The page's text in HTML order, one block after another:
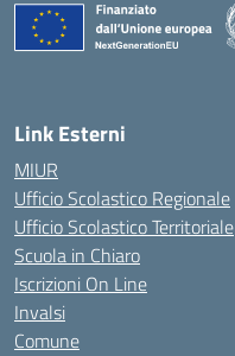
Link Esterni
MIUR
Ufficio Scolastico Regionale
Ufficio Scolastico Territoriale
Scuola in Chiaro
Iscrizioni On Line
Invalsi
Comune